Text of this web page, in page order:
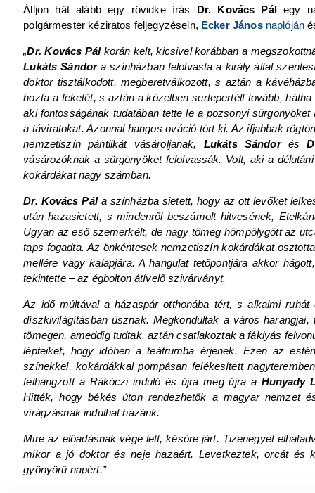
Álljon hát alább egy rövidke írás Dr. Kovács Pálegy
polgármester kéziratos feljegyzésein, Ecker Jánosnaplóján
„Dr. Kovács Pálkorán kelt, kicsivel korábban a
Lukáts Sándora színházban felolvasta a király által
doktor tisztálkodott, megberetválkozott, s aztán a
hozta a feketét, s aztán a közelben sertepertélt tovább,
aki fontosságának tudatában tette le a pozsonyi
a táviratokat. Azonnal hangos ováció tört ki. Az ifjabbak
nemzetiszín pántlikát vásároljanak, Lukáts Sándorés
vásározóknak a sürgönyöket felolvassák. Volt, aki a
kokárdákat nagy számban.
Dr. Kovács Pál a színházba sietett, hogy az ott levőket
után hazasietett, s mindenről beszámolt hitvesének,
Ugyan az eső szemerkélt, de nagy tömeg hömpölygött az
taps fogadta. Az önkéntesek nemzetiszín kokárdákat
mellére vagy kalapjára. A hangulat tetőpontjára akkor
tekintette – az égbolton átívelő szivárványt.
Az idő múltával a házaspár otthonába tért, s alkalmi
díszkivilágításban úsznak. Megkondultak a város
tömegen, ameddig tudtak, aztán csatlakoztak a fáklyás
lépteiket, hogy időben a teátrumba érjenek. Ezen az
színekkel, kokárdákkal pompásan felékesített
felhangzott a Rákóczi induló és újra meg újra a Hunyady
Hitték, hogy békés úton rendezhetők a magyar nemzet
virágzásnak indulhat hazánk.
Mire az előadásnak vége lett, későre járt. Tizenegyet
mikor a jó doktor és neje hazaért. Levetkeztek, orcát és
gyönyörű napért.”